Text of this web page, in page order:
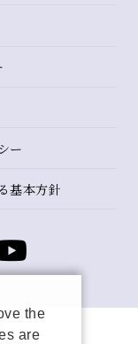
ー
基本方針
the
are